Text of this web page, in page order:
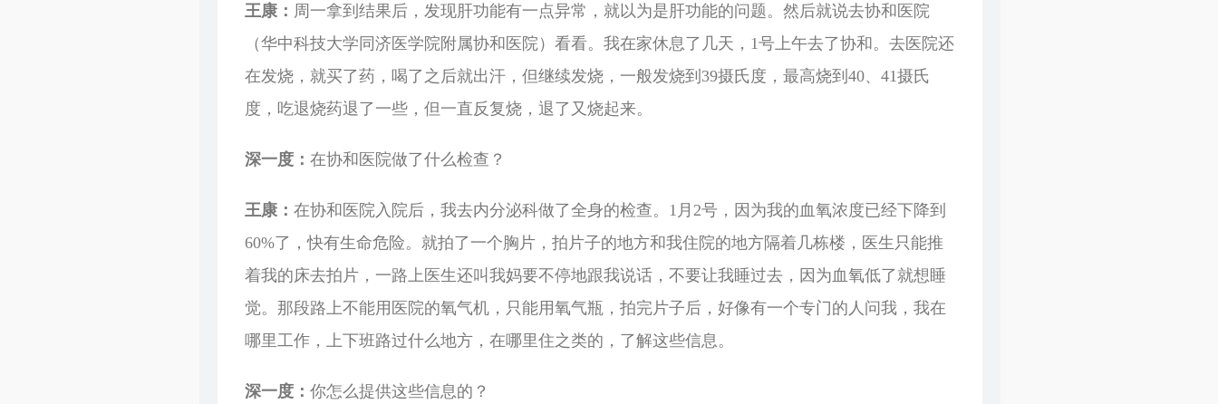
王康： 周一拿到结果后，发现肝功能有一点异常，就以为是肝功能的问题。然后就说去协和医院
（华中科技大学同济医学院附属协和医院）看看。我在家休息了几天，1号上午去了协和。去医院还
在发烧，就买了药，喝了之后就出汗，但继续发烧，一般发烧到39摄氏度，最高烧到40、41摄氏
度，吃退烧药退了一些，但一直反复烧，退了又烧起来。
深一度： 在协和医院做了什么检查？
王康： 在协和医院入院后，我去内分泌科做了全身的检查。1月2号，因为我的血氧浓度已经下降到
60%了，快有生命危险。就拍了一个胸片，拍片子的地方和我住院的地方隔着几栋楼，医生只能推
着我的床去拍片，一路上医生还叫我妈要不停地跟我说话，不要让我睡过去，因为血氧低了就想睡
觉。那段路上不能用医院的氧气机，只能用氧气瓶，拍完片子后，好像有一个专门的人问我，我在
哪里工作，上下班路过什么地方，在哪里住之类的，了解这些信息。
深一度： 你怎么提供这些信息的？